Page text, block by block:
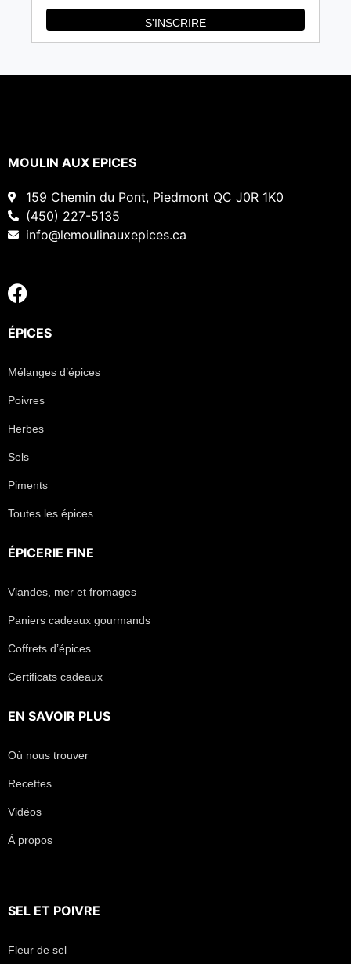
MOULIN AUX EPICES
159 Chemin du Pont, Piedmont QC J0R 1K0
(450) 227-5135
info@lemoulinauxepices.ca
ÉPICES
Mélanges d’épices
Poivres
Herbes
Sels
Piments
Toutes les épices
ÉPICERIE FINE
Viandes, mer et fromages
Paniers cadeaux gourmands
Coffrets d’épices
Certificats cadeaux
EN SAVOIR PLUS
Où nous trouver
Recettes
Vidéos
À propos
SEL ET POIVRE
Fleur de sel